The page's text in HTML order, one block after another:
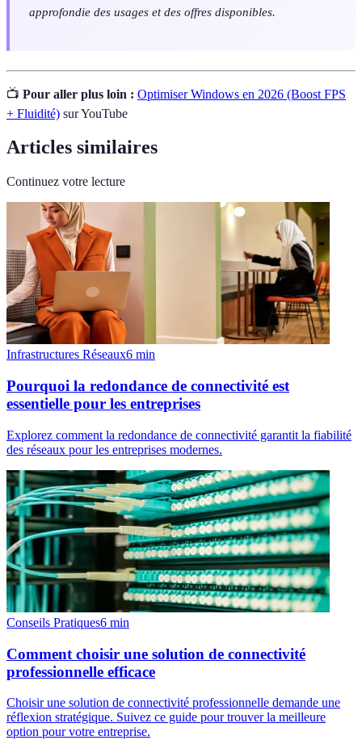
approfondie des usages et des offres disponibles.
📺 Pour aller plus loin : Optimiser Windows en 2026 (Boost FPS
+ Fluidité) sur YouTube
Articles similaires
Continuez votre lecture
Infrastructures Réseaux6 min
Pourquoi la redondance de connectivité est
essentielle pour les entreprises
Explorez comment la redondance de connectivité garantit la fiabilité
des réseaux pour les entreprises modernes.
Conseils Pratiques6 min
Comment choisir une solution de connectivité
professionnelle efficace
Choisir une solution de connectivité professionnelle demande une
réflexion stratégique. Suivez ce guide pour trouver la meilleure
option pour votre entreprise.